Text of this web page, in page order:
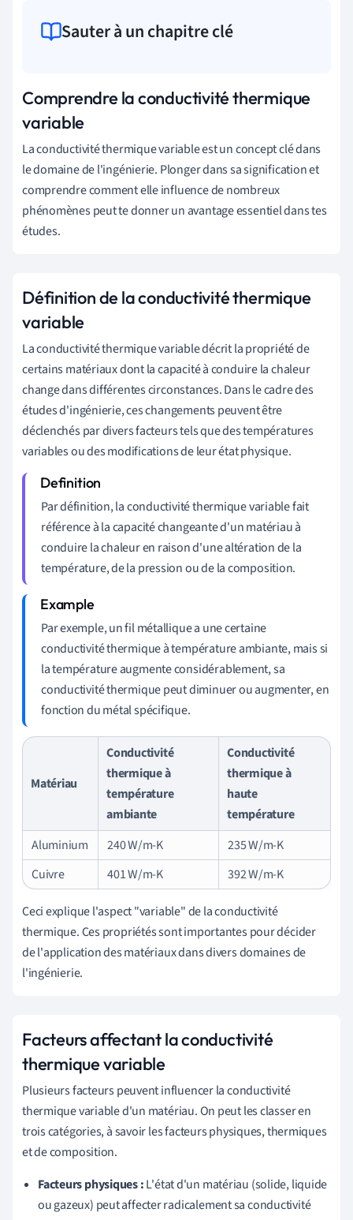
Sauter à un chapitre clé
Comprendre la conductivité thermique
variable
La conductivité thermique variable est un concept clé dans
le domaine de l'ingénierie. Plonger dans sa signification et
comprendre comment elle influence de nombreux
phénomènes peut te donner un avantage essentiel dans tes
études.
Définition de la conductivité thermique
variable
La conductivité thermique variable décrit la propriété de
certains matériaux dont la capacité à conduire la chaleur
change dans différentes circonstances. Dans le cadre des
études d'ingénierie, ces changements peuvent être
déclenchés par divers facteurs tels que des températures
variables ou des modifications de leur état physique.
Par définition, la conductivité thermique variable fait
référence à la capacité changeante d'un matériau à
conduire la chaleur en raison d'une altération de la
température, de la pression ou de la composition.
Par exemple, un fil métallique a une certaine
conductivité thermique à température ambiante, mais si
la température augmente considérablement, sa
conductivité thermique peut diminuer ou augmenter, en
fonction du métal spécifique.
Matériau
Conductivité
thermique à
température
ambiante
Conductivité
thermique à
haute
température
Aluminium
240 W/m-K
235 W/m-K
Cuivre
401 W/m-K 392 W/m-K
Ceci explique l'aspect "variable" de la conductivité
thermique. Ces propriétés sont importantes pour décider
de l'application des matériaux dans divers domaines de
l'ingénierie.
Facteurs affectant la conductivité
thermique variable
Plusieurs facteurs peuvent influencer la conductivité
thermique variable d'un matériau. On peut les classer en
trois catégories, à savoir les facteurs physiques, thermiques
et de composition.
Facteurs physiques :L'état d'un matériau (solide, liquide
ou gazeux) peut affecter radicalement sa conductivité